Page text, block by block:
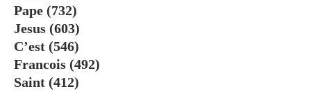
Pape (732)
Jesus (603)
C’est (546)
Francois (492)
Saint (412)